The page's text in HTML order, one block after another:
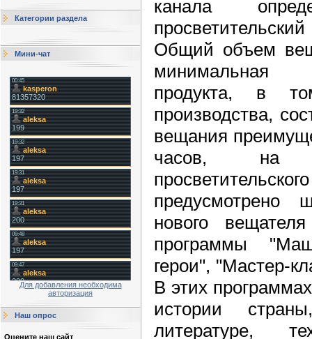
Категории раздела
Мини-чат
Для добавления необходима
авторизация
Наш опрос
Оцените наш сайт
канала
Общий объем
минимальная
продукта, в
производства,
вещания
часов, на
нового
программы
герои", "Мастер-
В этих
истории
литературе,